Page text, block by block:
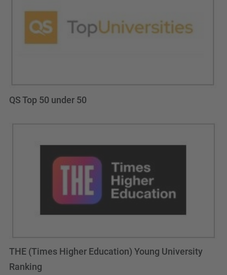
QS Top 50 under 50
THE (Times Higher Education) Young University
Ranking